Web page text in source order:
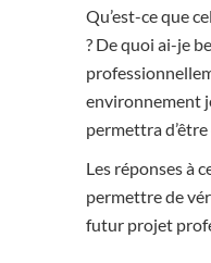
Qu’est-ce que
? De quoi ai-je
environnement
permettra
Les réponses à
permettre de
futur projet